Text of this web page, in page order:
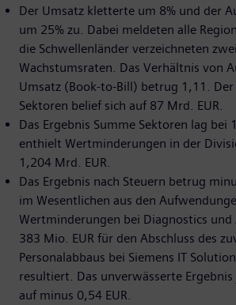
Der Umsatz kletterte um 8% und der
um 25% zu. Dabei meldeten alle
die Schwellenländer verzeichneten
Wachstumsraten. Das Verhältnis von
Umsatz (Book-to-Bill) betrug 1,11.
Sektoren belief sich auf 87 Mrd. EUR.
Das Ergebnis Summe Sektoren lag bei
enthielt Wertminderungen in der
1,204 Mrd. EUR.
Das Ergebnis nach Steuern betrug
im Wesentlichen aus den
Wertminderungen bei Diagnostics
383 Mio. EUR für den Abschluss des
Personalabbaus bei Siemens IT
resultiert. Das unverwässerte
auf minus 0,54 EUR.